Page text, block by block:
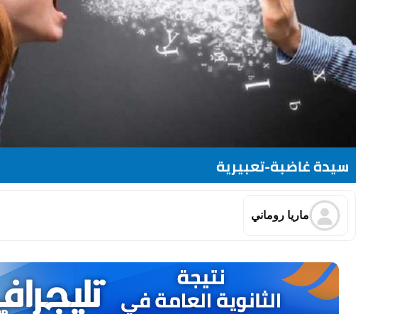
سيدة غاضبة-تعبيرية
ماريا روماني